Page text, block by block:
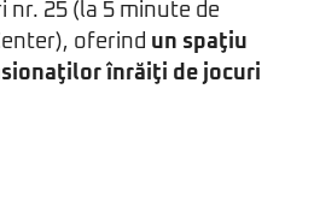
nr. 25 (la 5 minute de
oferind un spaţiu
înrăiţi de jocuri